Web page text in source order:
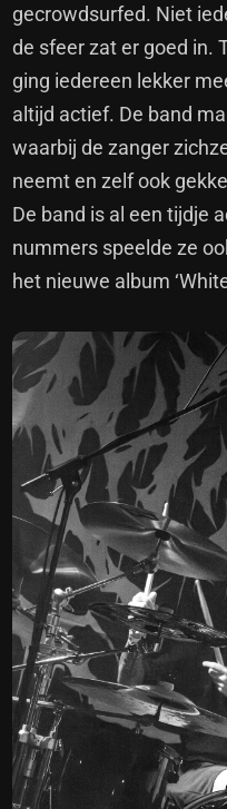
gecrowdsurfed. Niet
de sfeer zat er goed in.
ging iedereen lekker
altijd actief. De band
waarbij de zanger
neemt en zelf ook
De band is al een tijdje
nummers speelde ze
het nieuwe album